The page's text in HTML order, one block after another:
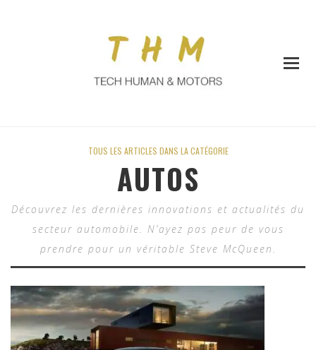
TOUS LES ARTICLES DANS LA CATÉGORIE
AUTOS
Découvrez les dernières innovations et actualités du
secteur automobile. N’ayez pas peur de vous
prendre pour un véritable Steve McQueen.